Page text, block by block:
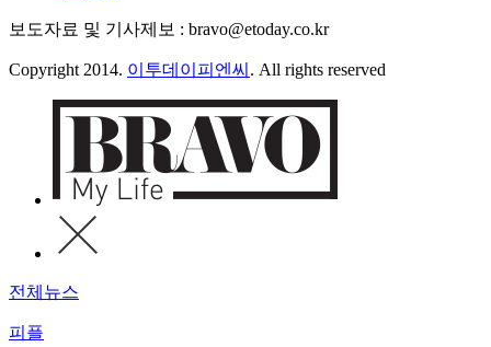
보도자료 및 기사제보 : bravo@etoday.co.kr
Copyright 2014. 이투데이피엔씨 . All rights reserved
전체뉴스
피플